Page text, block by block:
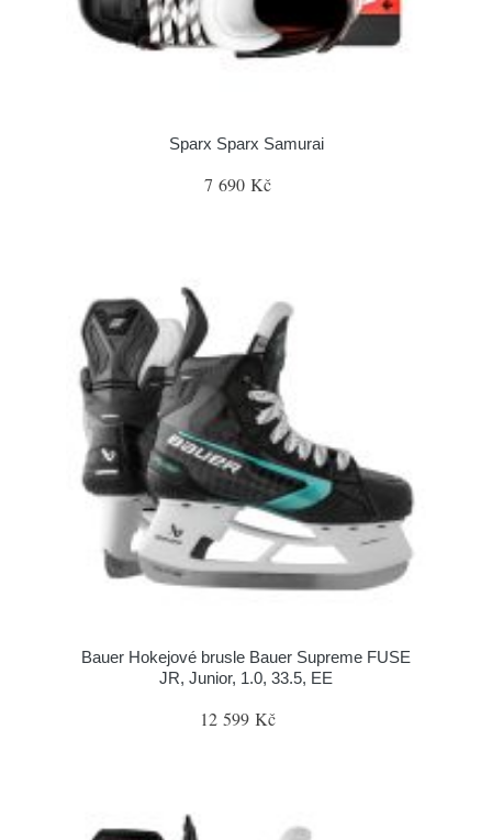
Sparx Sparx Samurai
7 690 Kč
Bauer Hokejové brusle Bauer Supreme FUSE
JR, Junior, 1.0, 33.5, EE
12 599 Kč